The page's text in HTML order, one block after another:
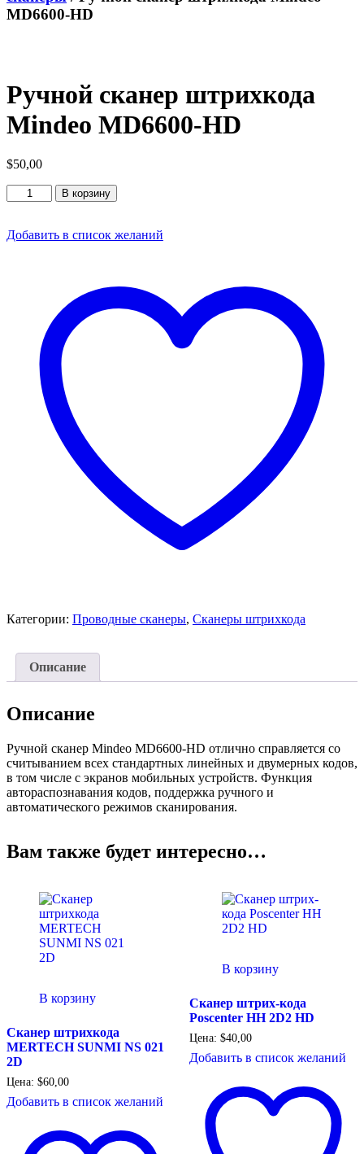
MD6600-HD
Ручной сканер штрихкода
Mindeo MD6600-HD
$50,00
Количество
товара
сканер
В корзину
Добавить в список желаний
Категории: Проводные сканеры, Сканеры штрихкода
Описание
Описание
Ручной сканер Mindeo MD6600-HD отлично справляется со
считыванием всех стандартных линейных и двумерных кодов,
в том числе с экранов мобильных устройств. Функция
автораспознавания кодов, поддержка ручного и
автоматического режимов сканирования.
Вам также будет интересно…
В корзину
Сканер штрихкода
MERTECH SUNMI NS 021
2D
Цена: $60,00
Добавить в список желаний
В корзину
Сканер штрих-кода
Poscenter HH 2D2 HD
Цена: $40,00
Добавить в список желаний